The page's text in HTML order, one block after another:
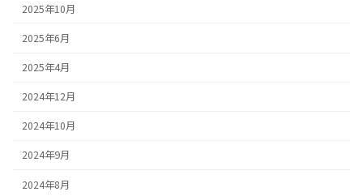
2025年10月
2025年6月
2025年4月
2024年12月
2024年10月
2024年9月
2024年8月